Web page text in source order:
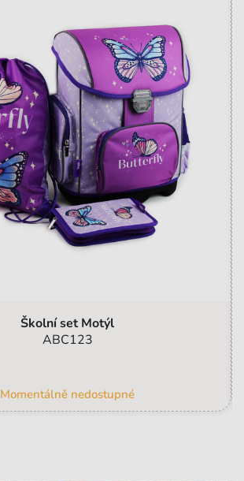
Školní set Motýl
ABC123
Momentálně nedostupné